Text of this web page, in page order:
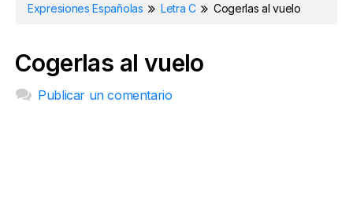
Expresiones Españolas Letra C Cogerlas al vuelo
Cogerlas al vuelo
Publicar un comentario